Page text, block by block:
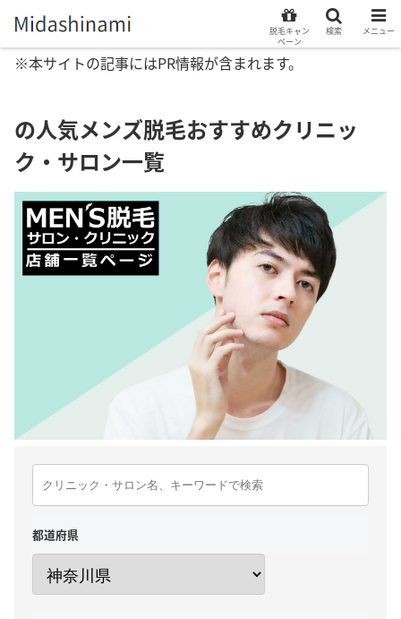
※本サイトの記事にはPR情報が含まれます。
の人気メンズ脱毛おすすめクリニッ
ク・サロン一覧
都道府県
脱毛キャン
ペーン
検索 メニュー